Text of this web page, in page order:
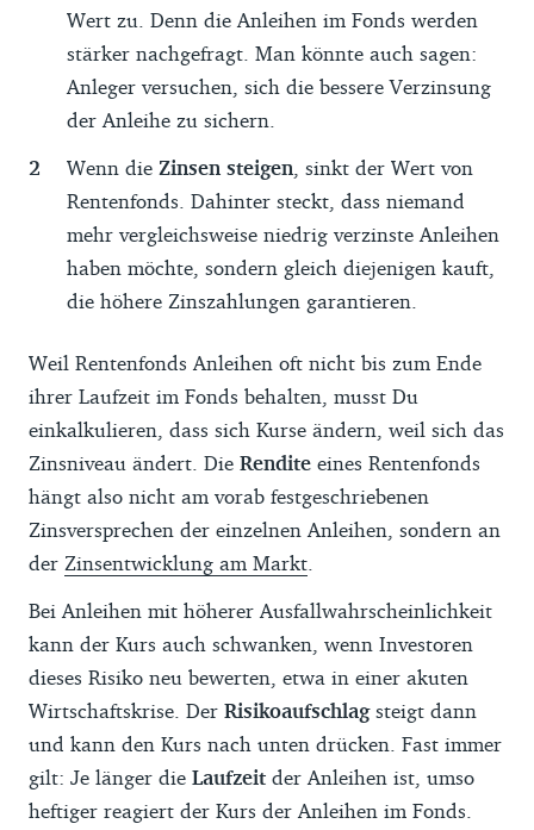
Wert zu. Denn die Anleihen im Fonds werden
stärker nachgefragt. Man könnte auch sagen:
Anleger versuchen, sich die bessere Verzinsung
der Anleihe zu sichern.
Wenn die Zinsen steigen , sinkt der Wert von
Rentenfonds. Dahinter steckt, dass niemand
mehr vergleichsweise niedrig verzinste Anleihen
haben möchte, sondern gleich diejenigen kauft,
die höhere Zinszahlungen garantieren.
Weil Rentenfonds Anleihen oft nicht bis zum Ende
ihrer Laufzeit im Fonds behalten, musst Du
einkalkulieren, dass sich Kurse ändern, weil sich das
Zinsniveau ändert. Die Rendite eines Rentenfonds
hängt also nicht am vorab festgeschriebenen
Zinsversprechen der einzelnen Anleihen, sondern an
der Zinsentwicklung am Markt
Bei Anleihen mit höherer Ausfallwahrscheinlichkeit
kann der Kurs auch schwanken, wenn Investoren
dieses Risiko neu bewerten, etwa in einer akuten
Wirtschaftskrise. Der Risikoaufschlagsteigt dann
und kann den Kurs nach unten drücken. Fast immer
gilt: Je länger die Laufzeit der Anleihen ist, umso
heftiger reagiert der Kurs der Anleihen im Fonds.